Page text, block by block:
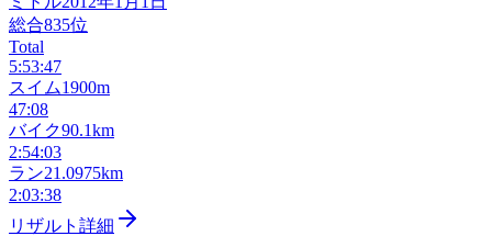
総合835位
Total
5:53:47
スイム1900m
47:08
バイク90.1km
2:54:03
ラン21.0975km
2:03:38
リザルト詳細